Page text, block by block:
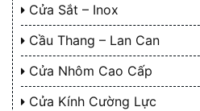
Cửa Sắt – Inox
Cầu Thang – Lan Can
Cửa Nhôm Cao Cấp
Cửa Kính Cường Lực